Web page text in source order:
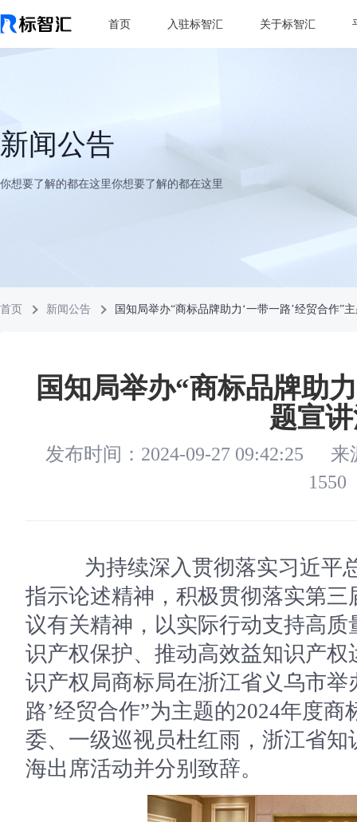
首页 入驻标智汇 关于标智汇
新闻公告
你想要了解的都在这里你想要了解的都在这里
首页 新闻公告 国知局举办“商标品牌助力‘一带一路’经贸合作”
国知局举办“商标品牌助
题宣
发布时间：2024-09-27 09:42:25
来
1550
为持续深入贯彻落实习近平
指示论述精神，积极贯彻落实第
议有关精神，以实际行动支持高
识产权保护、推动高效益知识产
识产权局商标局在浙江省义乌市举
路’经贸合作”为主题的2024年度
委、一级巡视员杜红雨，浙江省
海出席活动并分别致辞。